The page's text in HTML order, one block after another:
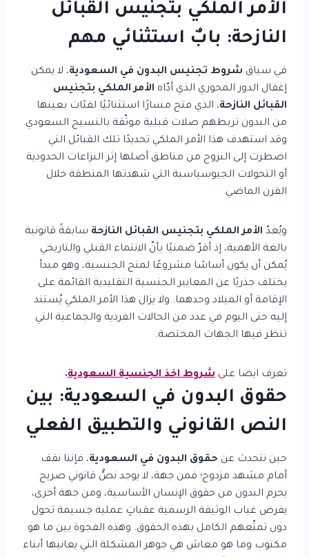
الأمر الملكي بتجنيس القبائل
النازحة: بابٌ استثنائي مهم
في سياق شروط تجنيس البدون في السعودية، لا يمكن
إغفال الدور المحوري الذي أدّاه الأمر الملكي بتجنيس
القبائل النازحة، الذي فتح مسارًا استثنائيًا لفئات بعينها
من البدون تربطهم صلات قبلية موثّقة بالنسيج السعودي.
وقد استهدف هذا الأمر الملكي تحديدًا تلك القبائل التي
اضطرت إلى النزوح من مناطق أصلها إثر النزاعات الحدودية
أو التحولات الجيوسياسية التي شهدتها المنطقة خلال
القرن الماضي.
ويُعدّ الأمر الملكي بتجنيس القبائل النازحة سابقةً قانونية
بالغة الأهمية، إذ أقرّ ضمنيًا بأنّ الانتماء القبلي والتاريخي
يُمكن أن يكون أساسًا مشروعًا لمنح الجنسية، وهو مبدأ
يختلف جذريًا عن المعايير الجنسية التقليدية القائمة على
الإقامة أو الميلاد وحدهما. ولا يزال هذا الأمر الملكي يُستند
إليه حتى اليوم في عدد من الحالات الفردية والجماعية التي
تنظر فيها الجهات المختصة.
تعرف ايضا علي شروط اخذ الجنسية السعودية.
حقوق البدون في السعودية: بين
النص القانوني والتطبيق الفعلي
حين نتحدث عن حقوق البدون في السعودية، فإننا نقف
أمام مشهد مزدوج؛ فمن جهة، لا يوجد نصٌّ قانوني صريح
يحرم البدون من حقوق الإنسان الأساسية، ومن جهة أخرى،
يفرض غياب الوثيقة الرسمية عقباتٍ عملية جسيمة تحول
دون تمتّعهم الكامل بهذه الحقوق. وهذه الفجوة بين ما هو
مكتوب وما هو معاش هي جوهر المشكلة التي يعانيها أبناء